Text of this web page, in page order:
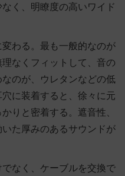
く、明瞭度の高いワイド
わる。最も一般的なのが
なくフィットして、音の
のが、ウレタンなどの低
に装着すると、徐々に元
りと密着する。遮音性、
た厚みのあるサウンドが
なく、ケーブルを交換で